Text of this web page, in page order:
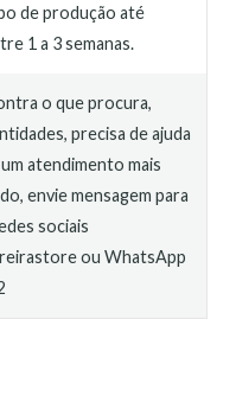
de produção até
1 a 3 semanas.
o que procura,
precisa de ajuda
atendimento mais
envie mensagem para
sociais
ou WhatsApp